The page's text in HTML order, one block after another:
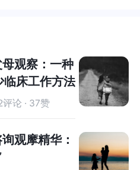
我们的情感以及相处，
是否能够达成一致？或者
能够达到互相包容，相
此有一个先决要素，就是
夫是否知道？且丈夫是否
？丈夫的思想观念当中也
也会觉得自己妈妈说的都
抛除情感去了解，也就是
情感以及相处，甚至是
够达成一致？或者即便不
到互相包容，相处的融
个先决要素，就是婆婆对
知道？且丈夫是否认同这
的思想观念当中也会认为
得自己妈妈说的都是对的
感去了解，也就是说丈夫
观察：一种
临床工作方法
评论 · 37赞
观摩精华：